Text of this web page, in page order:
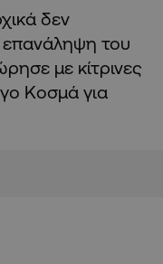
δεν
του
με κίτρινες
Κοσμά για